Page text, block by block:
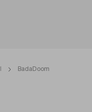
BadaDoom